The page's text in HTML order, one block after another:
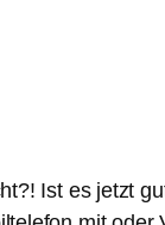
Ist es jetzt